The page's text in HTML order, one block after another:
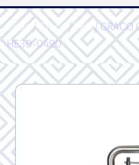
Inicio/Graco/PRO/ GRACO
HE30-0490